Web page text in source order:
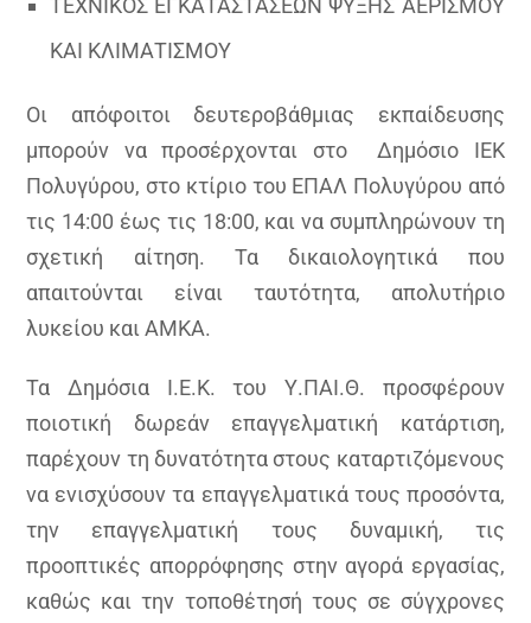
ΤΕΧΝΙΚΟΣ ΕΓΚΑΤΑΣΤΑΣΕΩΝ ΨΥΞΗΣ ΑΕΡΙΣΜΟΥ
ΚΑΙ ΚΛΙΜΑΤΙΣΜΟΥ
Οι απόφοιτοι δευτεροβάθμιας εκπαίδευσης
μπορούν να προσέρχονται στο Δημόσιο ΙΕΚ
Πολυγύρου, στο κτίριο του ΕΠΑΛ Πολυγύρου από
τις 14:00 έως τις 18:00, και να συμπληρώνουν τη
σχετική αίτηση. Τα δικαιολογητικά που
απαιτούνται είναι ταυτότητα, απολυτήριο
λυκείου και ΑΜΚΑ.
Τα Δημόσια Ι.Ε.Κ. του Υ.ΠΑΙ.Θ. προσφέρουν
ποιοτική δωρεάν επαγγελματική κατάρτιση,
παρέχουν τη δυνατότητα στους καταρτιζόμενους
να ενισχύσουν τα επαγγελματικά τους προσόντα,
την επαγγελματική τους δυναμική, τις
προοπτικές απορρόφησης στην αγορά εργασίας,
καθώς και την τοποθέτησή τους σε σύγχρονες